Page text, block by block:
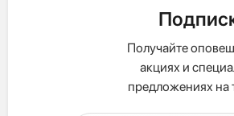
Получайте
акциях и
предложениях на